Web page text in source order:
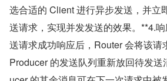
选合适的 Client 进行异步发送，并立
送请求，实现并发发送的效果。**4.
送请求成功响应后，Router 会将该请
Producer 的发送队列重新放回待发